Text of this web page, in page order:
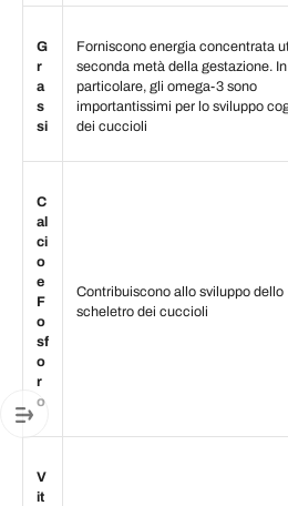
G
r
a
s
si
Forniscono energia concentrata
seconda metà della gestazione. In
particolare, gli omega-3 sono
importantissimi per lo sviluppo
dei cuccioli
C
al
ci
o
e
F
o
sf
o
r
o
Contribuiscono allo sviluppo dello
scheletro dei cuccioli
V
it